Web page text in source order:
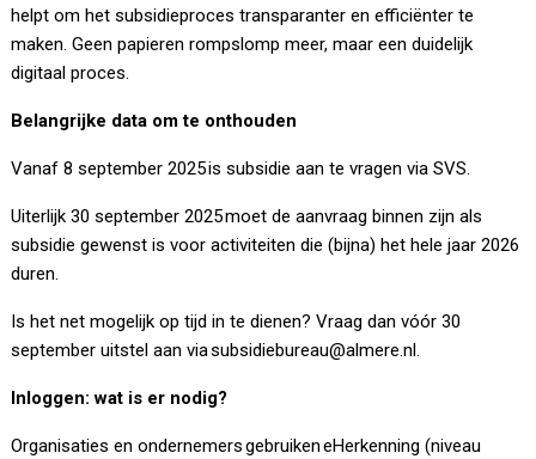
helpt om het subsidieproces transparanter en efficiënter te
maken. Geen papieren rompslomp meer, maar een duidelijk
digitaal proces.
Belangrijke data om te onthouden
Vanaf 8 september 2025 is subsidie aan te vragen via SVS.
Uiterlijk 30 september 2025 moet de aanvraag binnen zijn als
subsidie gewenst is voor activiteiten die (bijna) het hele jaar 2026
duren.
Is het net mogelijk op tijd in te dienen? Vraag dan vóór 30
september uitstel aan via subsidiebureau@almere.nl.
Inloggen: wat is er nodig?
Organisaties en ondernemers gebruiken eHerkenning (niveau